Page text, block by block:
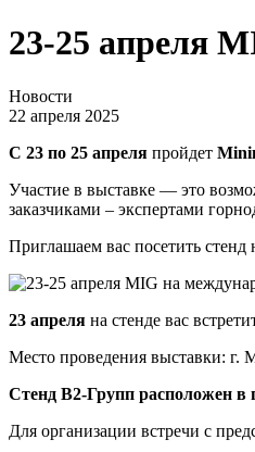
23-25 апреля
Новости
22 апреля 2025
С 23 по 25 апреля пройдет
Участие в выставке — это
заказчиками – экспертами
Приглашаем вас посетить стенд
23 апреля на стенде вас
Место проведения выставки:
Стенд В2-Групп расположен в
Для организации встречи с